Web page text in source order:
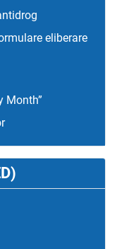
eliberare
Month”